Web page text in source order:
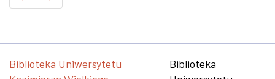
Biblioteka Uniwersytetu
Biblioteka